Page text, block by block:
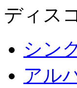
ディス
シン
アル